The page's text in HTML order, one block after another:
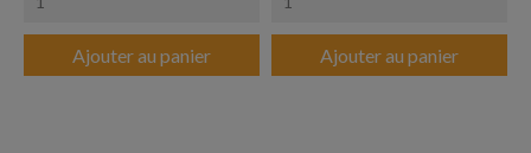
Ajouter au panier Ajouter au panier